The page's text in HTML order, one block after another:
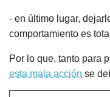
- en último lugar,
comportamiento es
Por lo que, tanto para
esta mala acción se